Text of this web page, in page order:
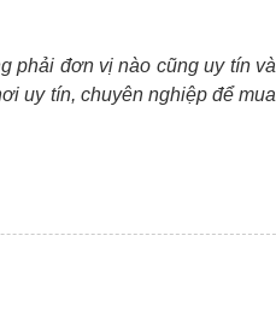
phải đơn vị nào cũng uy tín và
uy tín, chuyên nghiệp để mua